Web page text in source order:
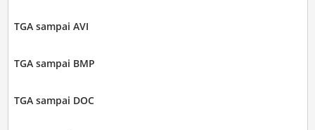
TGA sampai AVI
TGA sampai BMP
TGA sampai DOC